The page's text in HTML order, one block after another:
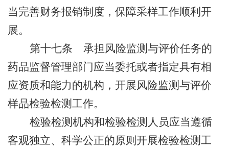
当完善财务报销制度，保障采样工作顺利开
展。
第十七条 承担风险监测与评价任务的
药品监督管理部门应当委托或者指定具有相
应资质和能力的机构，开展风险监测与评价
样品检验检测工作。
检验检测机构和检验检测人员应当遵循
客观独立、科学公正的原则开展检验检测工